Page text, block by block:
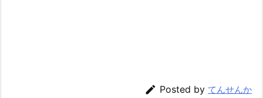
 Posted by てんせんか